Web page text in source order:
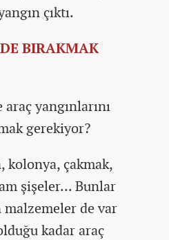
çıktı.
BIRAKMAK
yangınlarını
gerekiyor?
kolonya, çakmak,
şişeler... Bunlar
de var
kadar araç